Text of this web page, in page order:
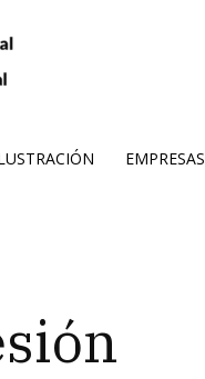
EMPRESAS